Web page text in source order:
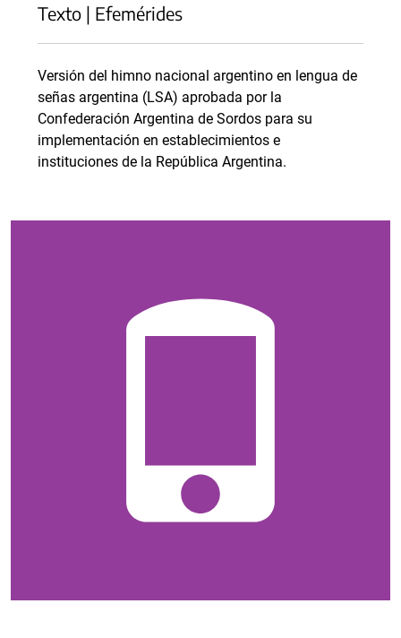
Texto | Efemérides
Versión del himno nacional argentino en lengua de
señas argentina (LSA) aprobada por la
Confederación Argentina de Sordos para su
implementación en establecimientos e
instituciones de la República Argentina.